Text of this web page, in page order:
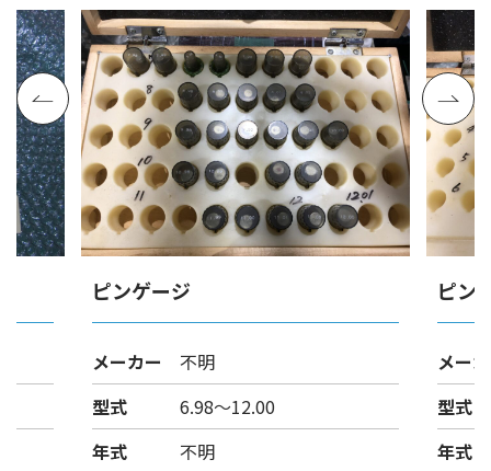
ピンゲージ
メーカー
不明
型式
6.98～12.00
年式
不明
ピン
メー
型式
年式